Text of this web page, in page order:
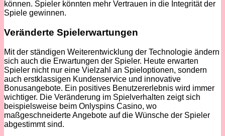
können. Spieler könnten mehr Vertrauen in die Integrität der
Spiele gewinnen.
Veränderte Spielerwartungen
Mit der ständigen Weiterentwicklung der Technologie ändern
sich auch die Erwartungen der Spieler. Heute erwarten
Spieler nicht nur eine Vielzahl an Spieloptionen, sondern
auch erstklassigen Kundenservice und innovative
Bonusangebote. Ein positives Benutzererlebnis wird immer
wichtiger. Die Veränderung im Spielverhalten zeigt sich
beispielsweise beim Onlyspins Casino, wo
maßgeschneiderte Angebote auf die Wünsche der Spieler
abgestimmt sind.